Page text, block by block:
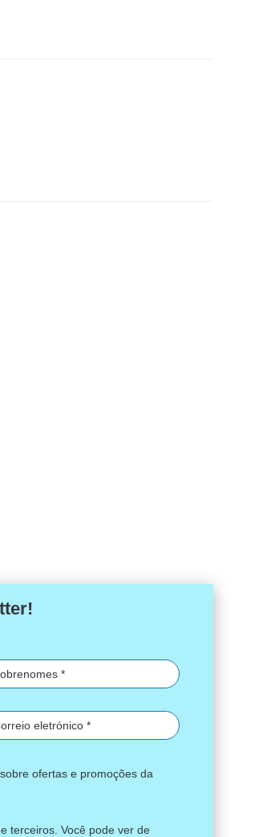
ofertas e promoções da
terceiros. Você pode ver de